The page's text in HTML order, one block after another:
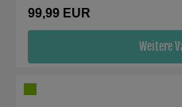
99,99 EUR
Weitere